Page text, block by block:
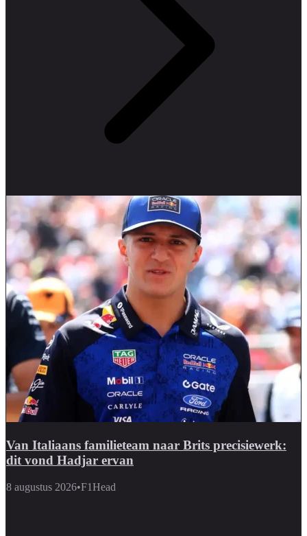
Van Italiaans familieteam naar Brits precisiewerk:
dit vond Hadjar ervan
8 augustus 2026•F1Head